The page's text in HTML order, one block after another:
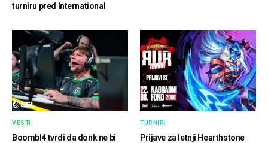
turniru pred International
VESTI
Boombl4 tvrdi da donk ne bi
TURNIRI
Prijave za letnji Hearthstone